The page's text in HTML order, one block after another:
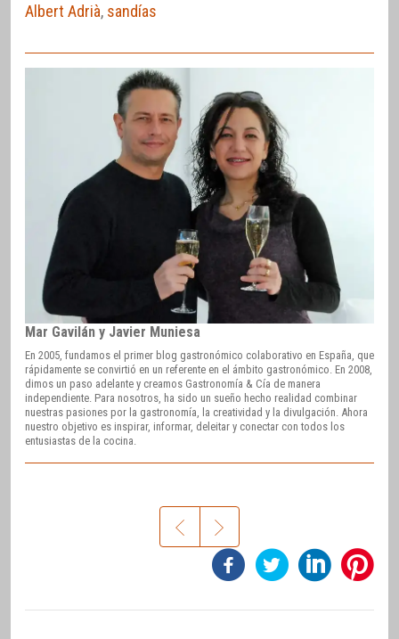
Albert Adrià, sandías
Mar Gavilán y Javier Muniesa
En 2005, fundamos el primer blog gastronómico colaborativo en España, que
rápidamente se convirtió en un referente en el ámbito gastronómico. En 2008,
dimos un paso adelante y creamos Gastronomía & Cía de manera
independiente. Para nosotros, ha sido un sueño hecho realidad combinar
nuestras pasiones por la gastronomía, la creatividad y la divulgación. Ahora
nuestro objetivo es inspirar, informar, deleitar y conectar con todos los
entusiastas de la cocina.